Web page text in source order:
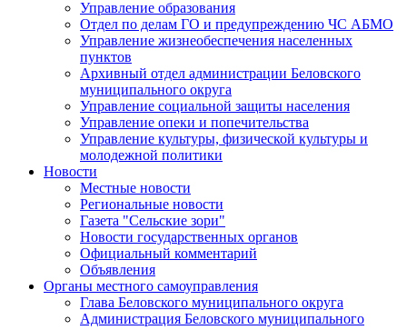
Управление образования
Отдел по делам ГО и предупреждению ЧС АБМО
Управление жизнеобеспечения населенных
пунктов
Архивный отдел администрации Беловского
муниципального округа
Управление социальной защиты населения
Управление опеки и попечительства
Управление культуры, физической культуры и
молодежной политики
Новости
Местные новости
Региональные новости
Газета "Сельские зори"
Новости государственных органов
Официальный комментарий
Объявления
Органы местного самоуправления
Глава Беловского муниципального округа
Администрация Беловского муниципального